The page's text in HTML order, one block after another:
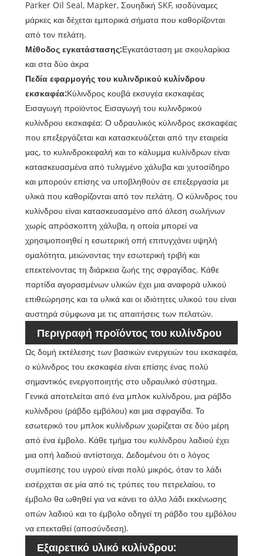
Parker Oil Seal, Mapker, Σουηδική SKF, ισοδύναμες
μάρκες και δέχεται εμπορικά σήματα που καθορίζονται
από τον πελάτη.
Μέθοδος εγκατάστασης:Εγκατάσταση με σκουλαρίκια
και στα δύο άκρα
Πεδία εφαρμογής του κυλινδρικού κυλίνδρου
εκσκαφέα:Κύλινδρος κουβά εκσυγέα εκσκαφέας
Εισαγωγή προϊόντος Εισαγωγή του κυλινδρικού
κυλίνδρου εκσκαφέα: Ο υδραυλικός κύλινδρος εκσκαφέας
που επεξεργάζεται και κατασκευάζεται από την εταιρεία
μας, το κυλινδροκεφαλή και το κάλυμμα κυλίνδρων είναι
κατασκευασμένα από τυλιγμένο χάλυβα και χυτοσίδηρο
και μπορούν επίσης να υποβληθούν σε επεξεργασία με
υλικά που καθορίζονται από τον πελάτη. Ο κύλινδρος του
κυλίνδρου είναι κατασκευασμένο από άλεση σωλήνων
χωρίς απρόσκοπτη χάλυβα, η οποία μπορεί να
χρησιμοποιηθεί η εσωτερική οπή επιτυγχάνει υψηλή
ομαλότητα, μειώνοντας την εσωτερική τριβή και
επεκτείνοντας τη διάρκεια ζωής της σφραγίδας. Κάθε
παρτίδα αγορασμένων υλικών έχει μια αναφορά υλικού
επιθεώρησης και τα υλικά και οι ιδιότητες υλικού του είναι
αυστηρά σύμφωνα με τις απαιτήσεις των πελατών.
Περιγραφή προϊόντος του κυλίνδρου
εκσκαφέα:
Ως δομή εκτέλεσης των βασικών ενεργειών του εκσκαφέα,
ο κύλινδρος του εκσκαφέα είναι επίσης ένας πολύ
σημαντικός ενεργοποιητής στο υδραυλικό σύστημα.
Γενικά αποτελείται από ένα μπλοκ κυλίνδρου, μια ράβδο
κυλίνδρου (ράβδο εμβόλου) και μια σφραγίδα. Το
εσωτερικό του μπλοκ κυλίνδρων χωρίζεται σε δύο μέρη
από ένα έμβολο. Κάθε τμήμα του κυλίνδρου λαδιού έχει
μια οπή λαδιού αντίστοιχα. Δεδομένου ότι ο λόγος
συμπίεσης του υγρού είναι πολύ μικρός, όταν το λάδι
εισέρχεται σε μία από τις τρύπες του πετρελαίου, το
έμβολο θα ωθηθεί για να κάνει το άλλο λάδι εκκένωσης
οπών λαδιού και το έμβολο οδηγεί τη ράβδο του εμβόλου
να επεκταθεί (αποσύνδεση).
Εξαιρετικό υλικό κυλίνδρου: